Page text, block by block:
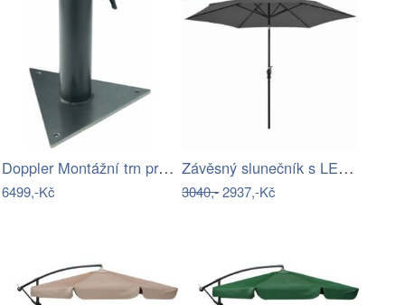
Doppler Montážní trn pro slunečník…
6499,-Kč
Závěsný slunečník s LED Ø 300 cm
3040,-2937,-Kč